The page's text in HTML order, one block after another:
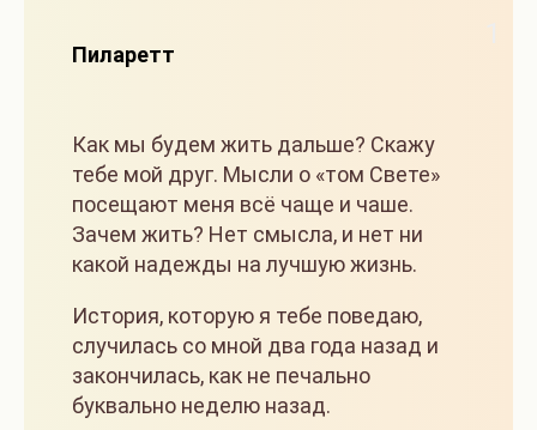
Пиларетт
Как мы будем жить дальше? Скажу
тебе мой друг. Мысли о «том Свете»
посещают меня всё чаще и чаше.
Зачем жить? Нет смысла, и нет ни
какой надежды на лучшую жизнь.
История, которую я тебе поведаю,
случилась со мной два года назад и
закончилась, как не печально
буквально неделю назад.